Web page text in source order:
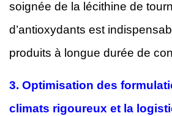
soignée de la lécithine de
d’antioxydants est
produits à longue durée de
3. Optimisation des
climats rigoureux et la